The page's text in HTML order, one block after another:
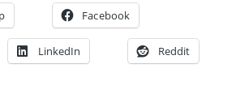
Facebook
LinkedIn Reddit